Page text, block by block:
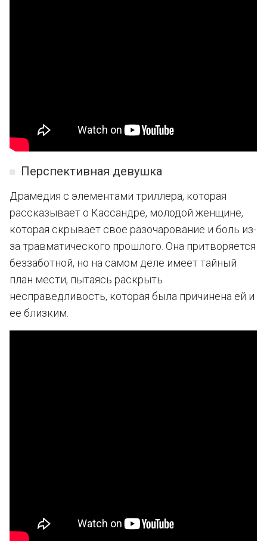
Перспективная девушка
Драмедия с элементами триллера, которая
рассказывает о Кассандре, молодой женщине,
которая скрывает свое разочарование и боль из-
за травматического прошлого. Она притворяется
беззаботной, но на самом деле имеет тайный
план мести, пытаясь раскрыть
несправедливость, которая была причинена ей и
ее близким.